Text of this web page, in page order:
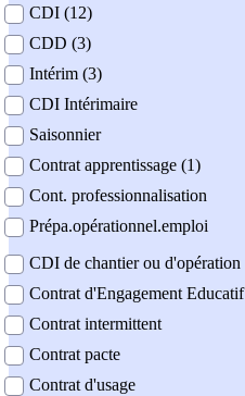
contrat
CDI (12)
CDD (3)
Intérim (3)
CDI Intérimaire
Saisonnier
Contrat apprentissage (1)
Cont. professionnalisation
Prépa.opérationnel.emploi
CDI de chantier ou d'opération
Contrat d'Engagement Educatif
Contrat intermittent
Contrat pacte
Contrat d'usage